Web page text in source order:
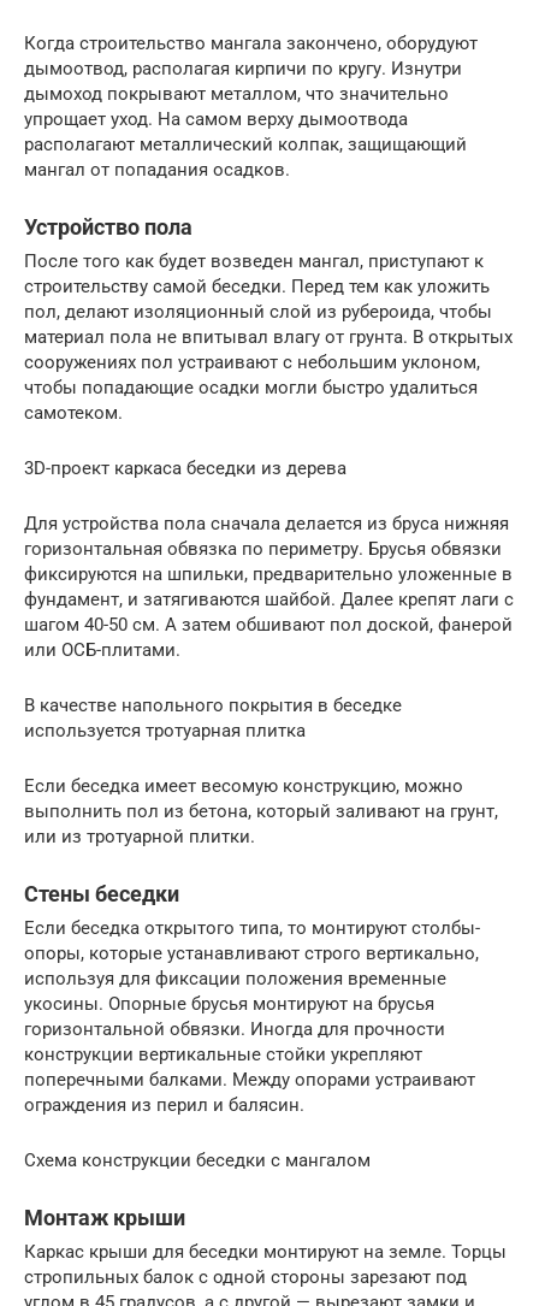
Когда строительство мангала закончено, оборудуют
дымоотвод, располагая кирпичи по кругу. Изнутри
дымоход покрывают металлом, что значительно
упрощает уход. На самом верху дымоотвода
располагают металлический колпак, защищающий
мангал от попадания осадков.
Устройство пола
После того как будет возведен мангал, приступают к
строительству самой беседки. Перед тем как уложить
пол, делают изоляционный слой из рубероида, чтобы
материал пола не впитывал влагу от грунта. В открытых
сооружениях пол устраивают с небольшим уклоном,
чтобы попадающие осадки могли быстро удалиться
самотеком.
3D-проект каркаса беседки из дерева
Для устройства пола сначала делается из бруса нижняя
горизонтальная обвязка по периметру. Брусья обвязки
фиксируются на шпильки, предварительно уложенные в
фундамент, и затягиваются шайбой. Далее крепят лаги с
шагом 40-50 см. А затем обшивают пол доской, фанерой
или ОСБ-плитами.
В качестве напольного покрытия в беседке
используется тротуарная плитка
Если беседка имеет весомую конструкцию, можно
выполнить пол из бетона, который заливают на грунт,
или из тротуарной плитки.
Стены беседки
Если беседка открытого типа, то монтируют столбы-
опоры, которые устанавливают строго вертикально,
используя для фиксации положения временные
укосины. Опорные брусья монтируют на брусья
горизонтальной обвязки. Иногда для прочности
конструкции вертикальные стойки укрепляют
поперечными балками. Между опорами устраивают
ограждения из перил и балясин.
Схема конструкции беседки с мангалом
Монтаж крыши
Каркас крыши для беседки монтируют на земле. Торцы
стропильных балок с одной стороны зарезают под